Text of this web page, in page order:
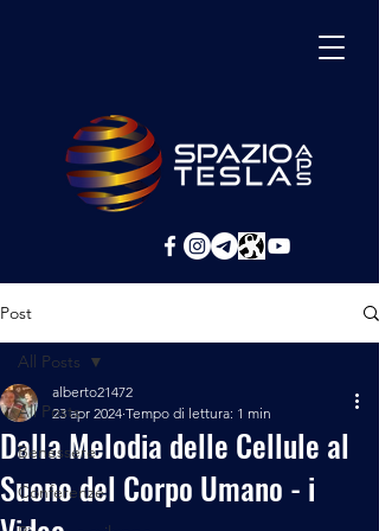
Post
All Posts
Benessere
Conferenze
All Posts
Dalla Melodia delle Cellule al
Suono del Corpo Umano - i
alberto21472
23 apr 2024 Tempo di lettura: 1 min